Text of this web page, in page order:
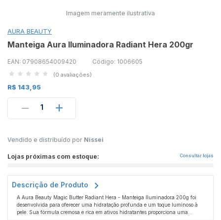
Imagem meramente ilustrativa
AURA BEAUTY
Manteiga Aura Iluminadora Radiant Hera 200gr
EAN: 07908654009420 Código: 1006605
(0 avaliações)
R$ 143,95
1
Vendido e distribuído por Nissei
Lojas próximas com estoque: Consultar lojas
Descrição de Produto
A Aura Beauty Magic Butter Radiant Hera - Manteiga Iluminadora 200g foi
desenvolvida para oferecer uma hidratação profunda e um toque luminoso à
pele. Sua fórmula cremosa e rica em ativos hidratantes proporciona uma